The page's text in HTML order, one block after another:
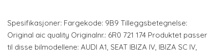
Spesifikasjoner: Fargekode: 9B9 Tilleggsbetegnelse:
Original aic quality Originalnr.: 6R0 721 174 Produktet passer
til disse bilmodellene: AUDI A1, SEAT IBIZA IV, IBIZA SC IV,